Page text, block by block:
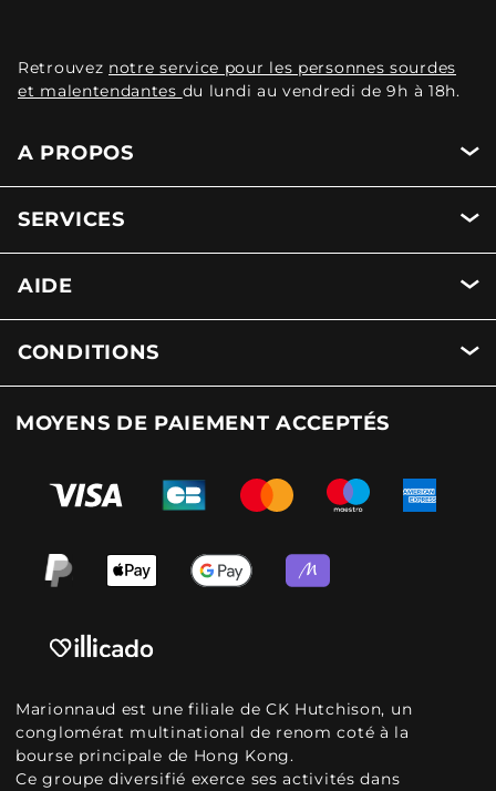
Retrouvez notre service pour les personnes sourdes
et malentendantes du lundi au vendredi de 9h à 18h.
A PROPOS
SERVICES
AIDE
CONDITIONS
MOYENS DE PAIEMENT ACCEPTÉS
Marionnaud est une filiale de CK Hutchison, un
conglomérat multinational de renom coté à la
bourse principale de Hong Kong.
Ce groupe diversifié exerce ses activités dans